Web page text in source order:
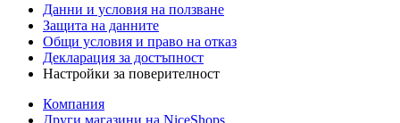
Данни и условия на ползване
Защита на данните
Общи условия и право на отказ
Декларация за достъпност
Настройки за поверителност
Компания
Други магазини на NiceShops